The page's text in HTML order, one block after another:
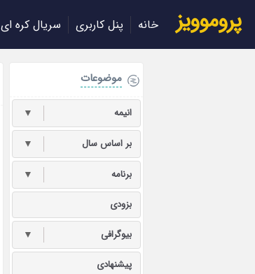
پروموویز خانه پنل کاربری سریال کره ای
موضوعات
انیمه ▼
بر اساس سال ▼
برنامه ▼
بزودی
بیوگرافی ▼
پیشنهادی